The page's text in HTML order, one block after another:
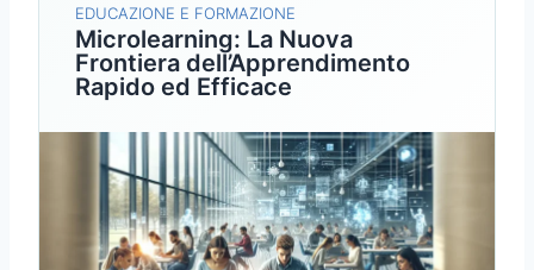
EDUCAZIONE E FORMAZIONE
Microlearning: La Nuova
Frontiera dell’Apprendimento
Rapido ed Efficace